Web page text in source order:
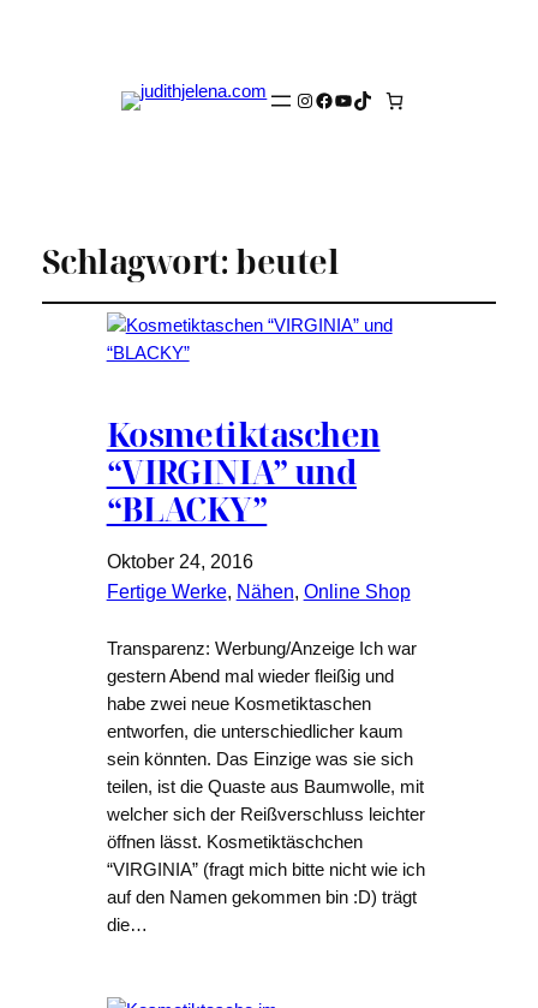
Instagram
Facebook
YouTube
TikTok
Schlagwort:beutel
Kosmetiktaschen
“VIRGINIA” und
“BLACKY”
Oktober 24, 2016
Fertige Werke, Nähen, Online Shop
Transparenz: Werbung/Anzeige Ich war
gestern Abend mal wieder fleißig und
habe zwei neue Kosmetiktaschen
entworfen, die unterschiedlicher kaum
sein könnten. Das Einzige was sie sich
teilen, ist die Quaste aus Baumwolle, mit
welcher sich der Reißverschluss leichter
öffnen lässt. Kosmetiktäschchen
“VIRGINIA” (fragt mich bitte nicht wie ich
auf den Namen gekommen bin :D) trägt
die…